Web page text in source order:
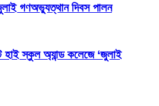
গণঅভ্যুত্থান দিবস পালন
হাই স্কুল অ্যান্ড কলেজে ‘জুলাই